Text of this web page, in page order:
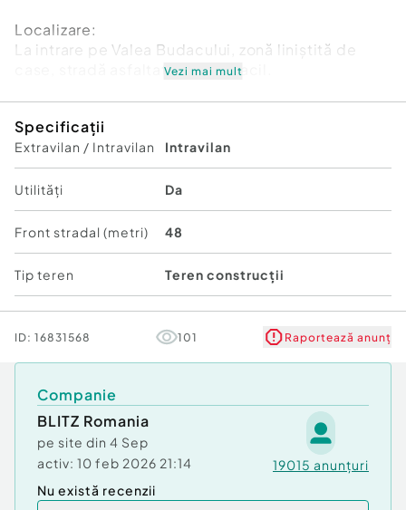
Localizare:
La intrare pe Valea Budacului, zonă liniștită de
case, stradă asfaltată, acces facil.
3.100 mp (31 ari)
Caracteristici:
• Teren intravilan, zonă rezidențială de case
• Toate utilitățile la stradă: curent electric, apă,
canalizare, gaz
• Stradă asfaltată
• Ideal pentru construcție casă, investiție sau
parcelare și revânzare
• Situație juridică clară, fără sarcini
Cod ofertă / ID BLITZ: P171408
Vezi mai mult
Specificații
Extravilan / Intravilan Intravilan
Utilități Da
Front stradal (metri) 48
Tip teren Teren construcții
ID: 16831568 101 Raportează anunț
Companie
BLITZ Romania
pe site din 4 Sep
activ: 10 feb 2026 21:14 19015 anunțuri
Nu există recenzii